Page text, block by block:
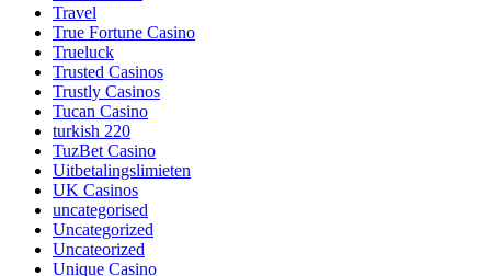
Travel
True Fortune Casino
Trueluck
Trusted Casinos
Trustly Casinos
Tucan Casino
turkish 220
TuzBet Casino
Uitbetalingslimieten
UK Casinos
uncategorised
Uncategorized
Uncateorized
Unique Casino